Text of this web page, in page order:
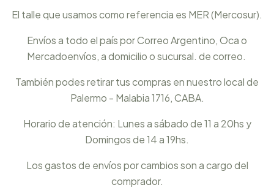
El talle que usamos como referencia es MER (Mercosur).
Envíos a todo el país por Correo Argentino, Oca o
Mercadoenvíos, a domicilio o sucursal. de correo.
También podes retirar tus compras en nuestro local de
Palermo - Malabia 1716, CABA.
Horario de atención: Lunes a sábado de 11 a 20hs y
Domingos de 14 a 19hs.
Los gastos de envíos por cambios son a cargo del
comprador.